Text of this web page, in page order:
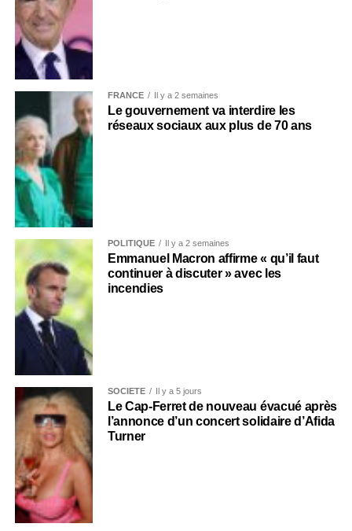
FRANCE Il y a 2 semaines
Le gouvernement va interdire les
réseaux sociaux aux plus de 70 ans
POLITIQUE Il y a 2 semaines
Emmanuel Macron affirme « qu’il faut
continuer à discuter » avec les
incendies
SOCIÉTÉ Il y a 5 jours
Le Cap-Ferret de nouveau évacué après
l’annonce d’un concert solidaire d’Afida
Turner